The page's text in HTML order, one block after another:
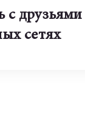
с
сетях